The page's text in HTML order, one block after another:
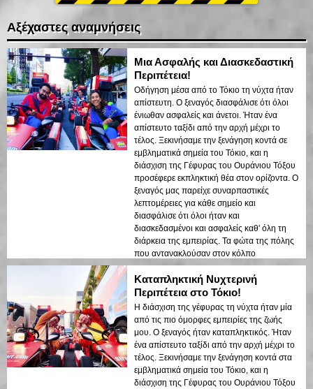
Αξέχαστες αναμνήσεις
Μια Ασφαλής και Διασκεδαστική
Περιπέτεια!
Οδήγηση μέσα από το Τόκιο τη νύχτα ήταν
απίστευτη. Ο ξεναγός διασφάλισε ότι όλοι
ένιωθαν ασφαλείς και άνετοι. Ήταν ένα
απίστευτο ταξίδι από την αρχή μέχρι το
τέλος. Ξεκινήσαμε την ξενάγηση κοντά σε
εμβληματικά σημεία του Τόκιο, και η
διάσχιση της Γέφυρας του Ουράνιου Τόξου
προσέφερε εκπληκτική θέα στον ορίζοντα. Ο
ξεναγός μας παρείχε συναρπαστικές
λεπτομέρειες για κάθε σημείο και
διασφάλισε ότι όλοι ήταν και
διασκεδασμένοι και ασφαλείς καθ' όλη τη
διάρκεια της εμπειρίας. Τα φώτα της πόλης
που αντανακλούσαν στον κόλπο
δημιούργησαν μια ονειρεμένη ατμόσφαιρα
που άφησε μια διαρκή εντύπωση. Αυτή η
ξενάγηση είναι ιδανική για επισκέπτες που
έρχονται για πρώτη φορά και θέλουν έναν
συνδυασμό περιπέτειας και sightseeing. Η
αντίθεση μεταξύ των σύγχρονων δομών του
Τόκιο και των ιστορικών περιοχών
αναδείχθηκε όμορφα στα νυχτερινά φώτα.
Θα συνιστούσα αυτή την ξενάγηση σε
οποιονδήποτε!
Καταπληκτική Νυχτερινή
Περιπέτεια στο Τόκιο!
Η διάσχιση της γέφυρας τη νύχτα ήταν μία
από τις πιο όμορφες εμπειρίες της ζωής
μου. Ο ξεναγός ήταν καταπληκτικός. Ήταν
ένα απίστευτο ταξίδι από την αρχή μέχρι το
τέλος. Ξεκινήσαμε την ξενάγηση κοντά στα
εμβληματικά σημεία του Τόκιο, και η
διάσχιση της Γέφυρας του Ουράνιου Τόξου